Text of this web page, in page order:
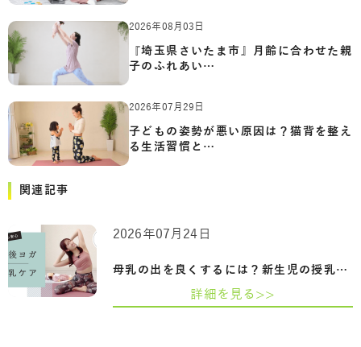
2026年08月03日
『埼玉県さいたま市』月齢に合わせた親
子のふれあい…
2026年07月29日
子どもの姿勢が悪い原因は？猫背を整え
る生活習慣と…
関連記事
母乳の出を良くするには？新生児の授乳回…
2026年07月24日
詳細を見る>>